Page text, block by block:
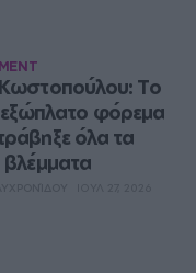
Το
εξώπλατο φόρεμα
όλα τα
βλέμματα